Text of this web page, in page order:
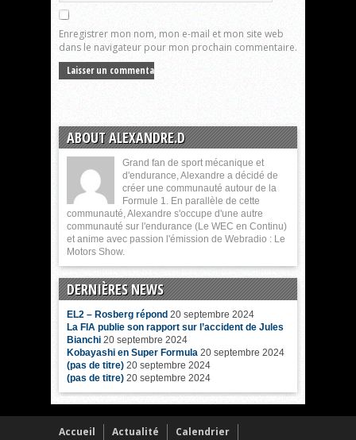
Enregistrer mon nom, mon e-mail et mon site web
dans le navigateur pour mon prochain commentaire.
ABOUT ALEXANDRE.D
Grand fan de sport mécanique et
d'endurance, Alexandre a décidé de
créer une communauté autour de la
Formule 1. En parallèle de cette
communauté, Alexandre s'occupe d'une autre
communauté sur l'endurance (Le WEC en Continu)
et anime avec passion l'émission de Webradio : Le
Motors Show.
DERNIÈRES NEWS
EL2 – Rosberg répond 20 septembre 2024
La FIA publie son rapport sur l’accident de Jules
Bianchi 20 septembre 2024
Kobayashi en Super Formula 20 septembre 2024
(pas de titre) 20 septembre 2024
(pas de titre) 20 septembre 2024
Accueil Actualité Calendrier